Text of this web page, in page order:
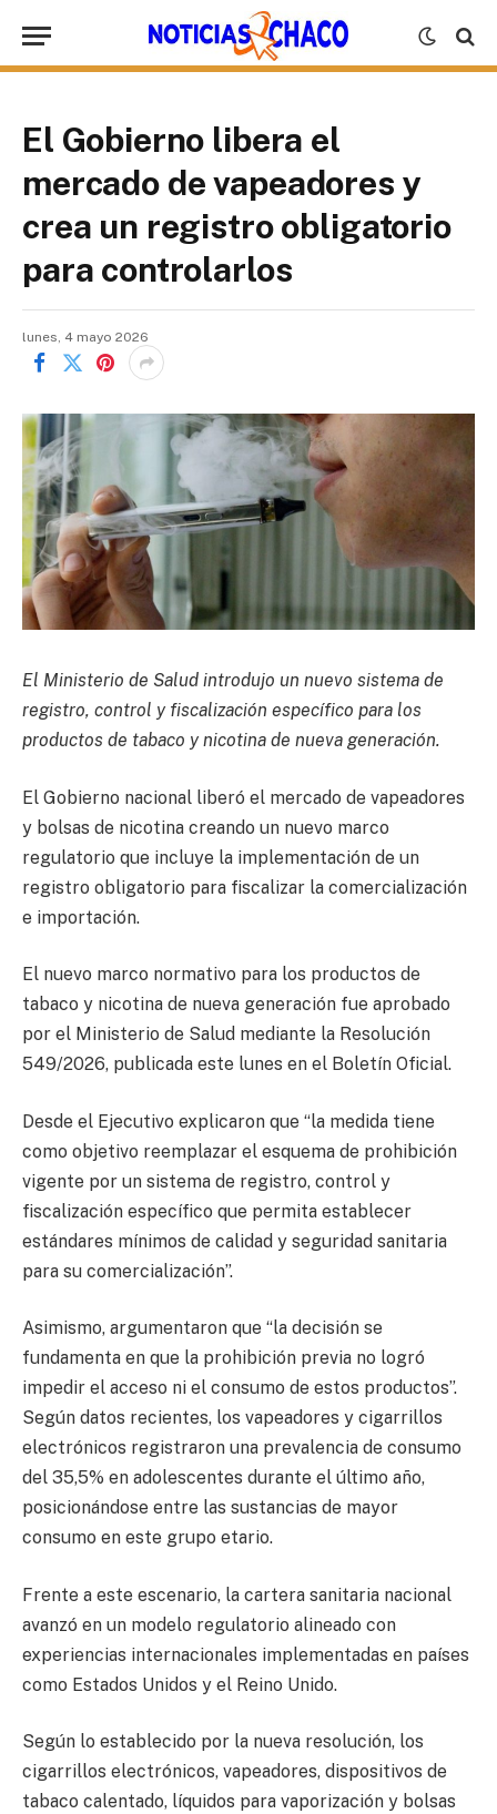
El Gobierno libera el
mercado de vapeadores y
crea un registro obligatorio
para controlarlos
lunes, 4 mayo 2026
El Ministerio de Salud introdujo un nuevo sistema de
registro, control y fiscalización específico para los
productos de tabaco y nicotina de nueva generación.
El Gobierno nacional liberó el mercado de vapeadores
y bolsas de nicotina creando un nuevo marco
regulatorio que incluye la implementación de un
registro obligatorio para fiscalizar la comercialización
e importación.
El nuevo marco normativo para los productos de
tabaco y nicotina de nueva generación fue aprobado
por el Ministerio de Salud mediante la Resolución
549/2026, publicada este lunes en el Boletín Oficial.
Desde el Ejecutivo explicaron que “la medida tiene
como objetivo reemplazar el esquema de prohibición
vigente por un sistema de registro, control y
fiscalización específico que permita establecer
estándares mínimos de calidad y seguridad sanitaria
para su comercialización”.
Asimismo, argumentaron que “la decisión se
fundamenta en que la prohibición previa no logró
impedir el acceso ni el consumo de estos productos”.
Según datos recientes, los vapeadores y cigarrillos
electrónicos registraron una prevalencia de consumo
del 35,5% en adolescentes durante el último año,
posicionándose entre las sustancias de mayor
consumo en este grupo etario.
Frente a este escenario, la cartera sanitaria nacional
avanzó en un modelo regulatorio alineado con
experiencias internacionales implementadas en países
como Estados Unidos y el Reino Unido.
Según lo establecido por la nueva resolución, los
cigarrillos electrónicos, vapeadores, dispositivos de
tabaco calentado, líquidos para vaporización y bolsas